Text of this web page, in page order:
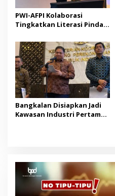
PWI-AFPI Kolaborasi
Tingkatkan Literasi Pindar,
Ilegal
Bangkalan Disiapkan Jadi
Kawasan Industri Pertama